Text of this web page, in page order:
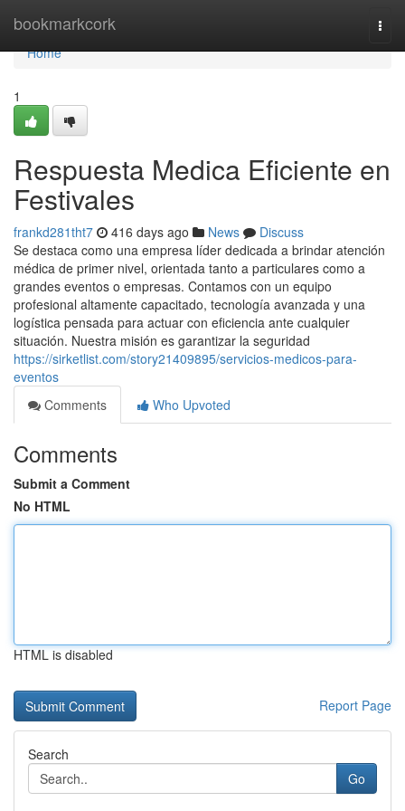
bookmarkcork
Home
Home
1
Respuesta Medica Eficiente en
Festivales
frankd281tht7 416 days ago News
Discuss
Se destaca como una empresa líder dedicada a brindar atención
médica de primer nivel, orientada tanto a particulares como a
grandes eventos o empresas. Contamos con un equipo
profesional altamente capacitado, tecnología avanzada y una
logística pensada para actuar con eficiencia ante cualquier
situación. Nuestra misión es garantizar la seguridad
https://sirketlist.com/story21409895/servicios-medicos-para-
eventos
Comments
Who Upvoted
Comments
Submit a Comment
No HTML
HTML is disabled
Report Page
Search
Go